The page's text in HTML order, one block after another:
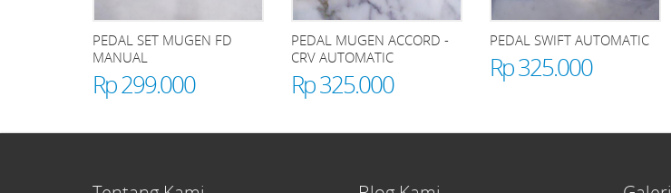
PEDAL SET MUGEN FD
MANUAL
Rp 299.000
PEDAL MUGEN ACCORD -
CRV AUTOMATIC
Rp 325.000
PEDAL SWIFT AUTOMATIC
Rp 325.000